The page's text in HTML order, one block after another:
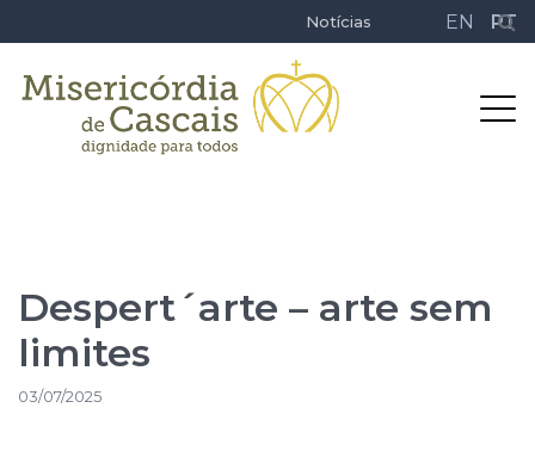
Notícias EN PT
Despert´arte – arte sem
limites
03/07/2025